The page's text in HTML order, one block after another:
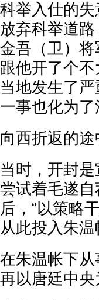
科举入仕的
放弃科举道
金吾（卫）
跟他开了个
当地发生了
一事也化为了
向西折返的途
当时，开封
尝试着毛遂
后，“以策略
从此投入朱温
在朱温帐下
再以唐廷中